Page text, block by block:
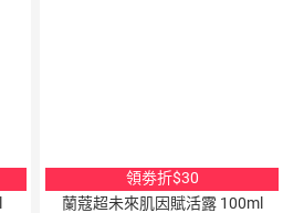
領劵折$30
蘭蔻超未來肌因賦活露 100ml